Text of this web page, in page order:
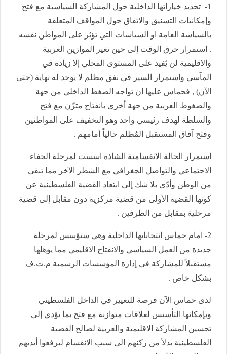
1- تحديد خياراتها الداخلية حول المشاركة السياسية مع فتح
وإمكانيات التسنيق والاتفاق حول المواقف المتعلقة
بالسياسة العامة او السياسات التي تؤثر على المواطن نفسه
. استمرار حرق الوقت إلى حين تغير الموازين العربية
والاقليمية لن يُفيد على المستوى المحلي إلا زيادة في
المآسي واستمرار السير في نفق مظلم لا يوجد له نهاية (حتى
الآن) , فحماس عليها ان تواجه الضغط الداخلي من جهة
والضغوط العربية من جهة أخرى بانفتاح متزّن مع فتح
والسلطة لهدف رئيسي واحد وهو التخفيف على المواطنين
وفتح آفاق المستقبل المُظلم حالياً أمامهم .
استمرار الحالة الانقسامية الشاذة اسست لمرحلة الجفاء
الاجتماعي والتواصل الجغرافي مع الشطر الآخر مما تبقى
من الوطن وأدّى بلا شك إلى ابتعاد القضية الفلسطينية عن
كونها القضية الأولى من قضية مركزية دون مقابل إلى قضية
مرحلية بمقابل من الطرفين .
2- امام حماس انتخاباتها الداخلية وهي ستؤسس لمرحلة
جديدة من العمل السياسي والانفتاح الاقليمي مما يؤهلها
مستقبلاً للمشاركة في إدارة المؤسسات الرسمية م.ت.ف
بشكل خاص .
لدى حماس الآن فرصة للتغيير في الداخل الفلسطيني
وبإمكانها التأسيس لعلاقات متوازنة مع فتح بما يؤدي إلى
تحسين المشاركة الاقليمية والعربية لصالح القضية
الفلسطينية بدلاً من ركنهم الى سبب الانقسام ليرفعوا أيديهم